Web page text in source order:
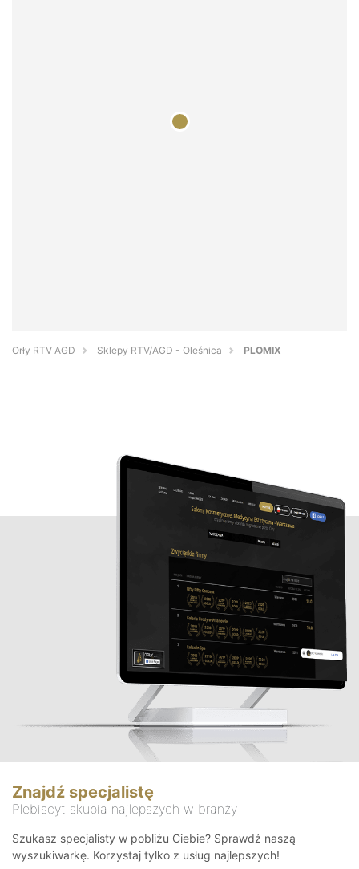
Orły RTV AGD Sklepy RTV/AGD - Oleśnica PLOMIX
Znajdź specjalistę
Plebiscyt skupia najlepszych w branży
Szukasz specjalisty w pobliżu Ciebie? Sprawdź naszą
wyszukiwarkę. Korzystaj tylko z usług najlepszych!